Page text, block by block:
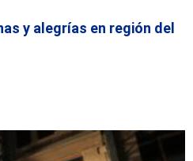
y alegrías en región del